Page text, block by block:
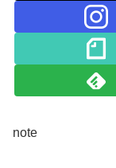
note